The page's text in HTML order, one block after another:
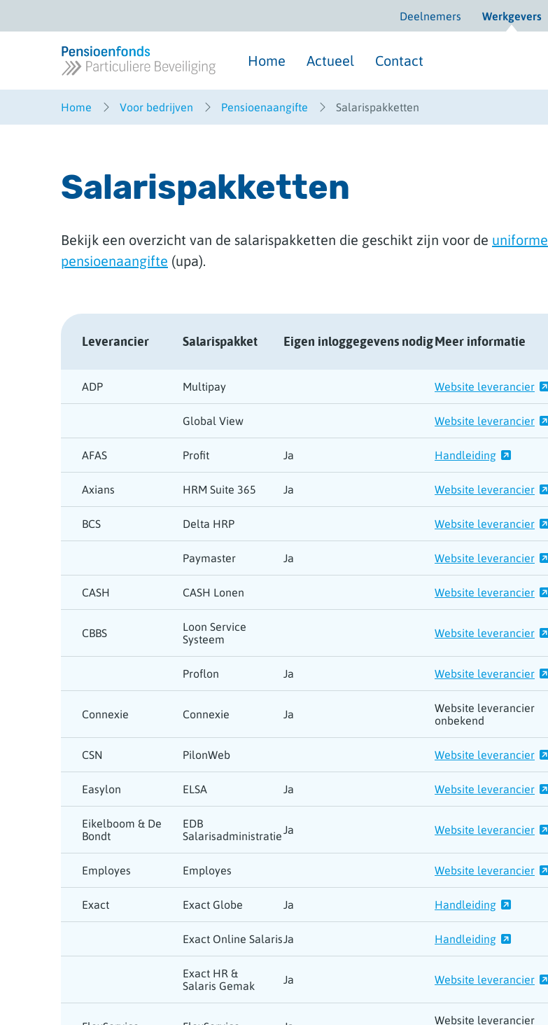
naar
Deelnemers Werkgevers
Home Actueel Contact
Home Voor bedrijven Pensioenaangifte Salarispakketten
Salarispakketten
Bekijk een overzicht van de salarispakketten die geschikt zijn voor de uniforme
pensioenaangifte (upa).
Leverancier Salarispakket Eigen inloggegevens nodigMeer informatie
ADP Multipay Website leverancier
Global View Website leverancier
AFAS Profit Ja Handleiding
Axians HRM Suite 365 Ja Website leverancier
BCS Delta HRP Website leverancier
Paymaster Ja Website leverancier
CASH CASH Lonen Website leverancier
CBBS
Loon Service
Systeem
Website leverancier
Proflon Ja Website leverancier
Connexie Connexie Ja
Website leverancier
onbekend
CSN PilonWeb Website leverancier
Easylon ELSA Ja Website leverancier
Eikelboom & De
Bondt
EDB
SalarisadministratieJa Website leverancier
Employes Employes Website leverancier
Exact Exact Globe Ja Handleiding
Exact Online SalarisJa Handleiding
Exact HR &
Salaris Gemak
Ja Website leverancier
Website leverancier